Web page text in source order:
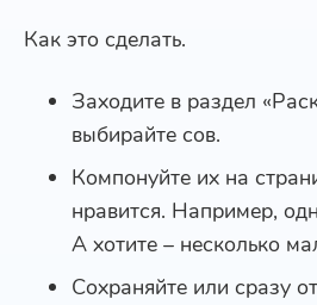
Как это сделать.
Заходите в раздел
выбирайте сов.
Компонуйте их на
нравится. Например,
А хотите – несколько
Сохраняйте или сразу